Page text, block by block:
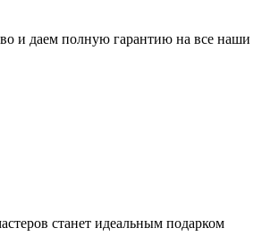
и даем полную гарантию на все наши
станет идеальным подарком